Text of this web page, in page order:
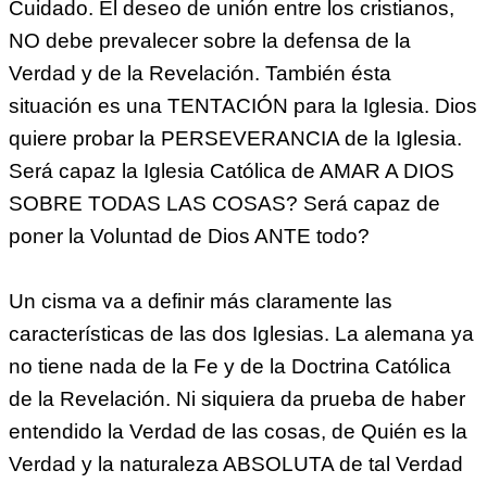
Cuidado. El deseo de unión entre los cristianos,
NO debe prevalecer sobre la defensa de la
Verdad y de la Revelación. También ésta
situación es una TENTACIÓN para la Iglesia. Dios
quiere probar la PERSEVERANCIA de la Iglesia.
Será capaz la Iglesia Católica de AMAR A DIOS
SOBRE TODAS LAS COSAS? Será capaz de
poner la Voluntad de Dios ANTE todo?
Un cisma va a definir más claramente las
características de las dos Iglesias. La alemana ya
no tiene nada de la Fe y de la Doctrina Católica
de la Revelación. Ni siquiera da prueba de haber
entendido la Verdad de las cosas, de Quién es la
Verdad y la naturaleza ABSOLUTA de tal Verdad